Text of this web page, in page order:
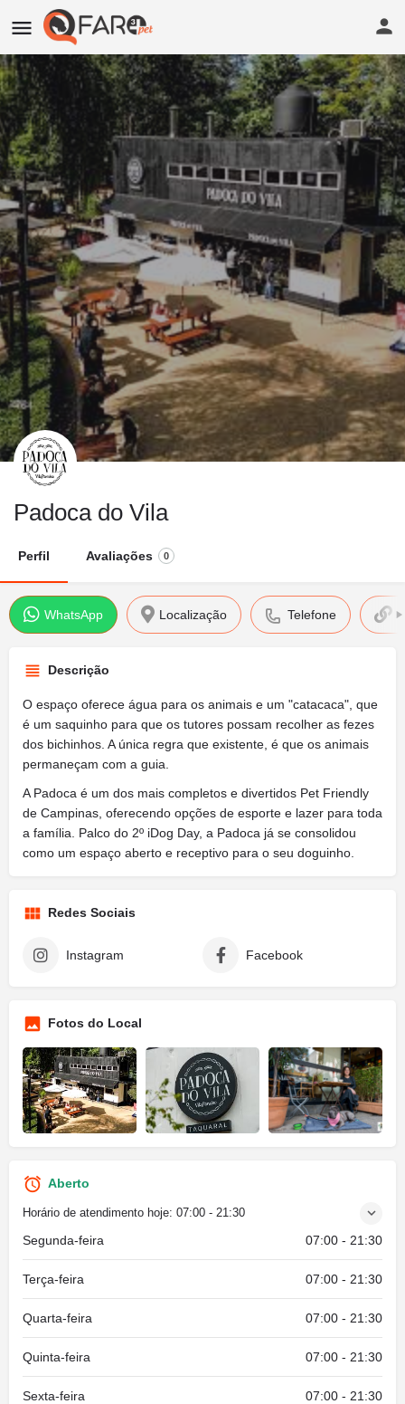
Padoca do Vila
Perfil Avaliações 0
WhatsApp Localização Telefone
Descrição
O espaço oferece água para os animais e um "catacaca", que
é um saquinho para que os tutores possam recolher as fezes
dos bichinhos. A única regra que existente, é que os animais
permaneçam com a guia.
A Padoca é um dos mais completos e divertidos Pet Friendly
de Campinas, oferecendo opções de esporte e lazer para toda
a família. Palco do 2º iDog Day, a Padoca já se consolidou
como um espaço aberto e receptivo para o seu doguinho.
Redes Sociais
Instagram Facebook
Fotos do Local
Aberto
Horário de atendimento hoje: 07:00 - 21:30
Segunda-feira 07:00 - 21:30
Terça-feira 07:00 - 21:30
Quarta-feira 07:00 - 21:30
Quinta-feira 07:00 - 21:30
Sexta-feira 07:00 - 21:30